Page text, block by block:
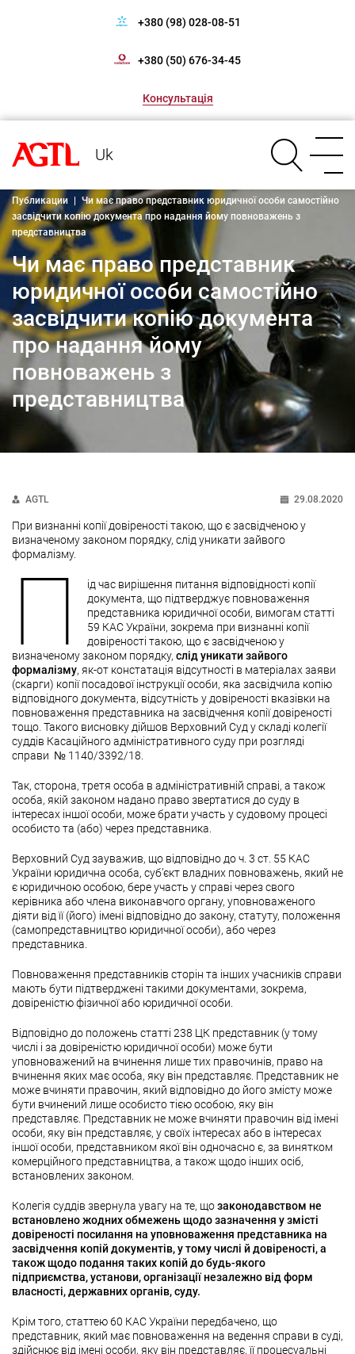
+380 (98) 028-08-51
+380 (50) 676-34-45
Консультація
Uk
Публикации
Чи має право представник юридичної особи самостійно
засвідчити копію документа про надання йому повноважень з
представництва
Чи має право представник
юридичної особи самостійно
засвідчити копію документа
про надання йому
повноважень з
представництва
AGTL 29.08.2020
При визнанні копії довіреності такою, що є засвідченою у
визначеному законом порядку, слід уникати зайвого
формалізму.
П
ід час вирішення питання відповідності копії
документа, що підтверджує повноваження
представника юридичної особи, вимогам статті
59 КАС України, зокрема при визнанні копії
довіреності такою, що є засвідченою у
визначеному законом порядку, слід уникати зайвого
формалізму, як-от констатація відсутності в матеріалах заяви
(скарги) копії посадової інструкції особи, яка засвідчила копію
відповідного документа, відсутність у довіреності вказівки на
повноваження представника на засвідчення копії довіреності
тощо. Такого висновку дійшов Верховний Суд у складі колегії
суддів Касаційного адміністративного суду при розгляді
справи № 1140/3392/18.
Так, сторона, третя особа в адміністративній справі, а також
особа, якій законом надано право звертатися до суду в
інтересах іншої особи, може брати участь у судовому процесі
особисто та (або) через представника.
Верховний Суд зауважив, що відповідно до ч. 3 ст. 55 КАС
України юридична особа, суб’єкт владних повноважень, який не
є юридичною особою, бере участь у справі через свого
керівника або члена виконавчого органу, уповноваженого
діяти від її (його) імені відповідно до закону, статуту, положення
(самопредставництво юридичної особи), або через
представника.
Повноваження представників сторін та інших учасників справи
мають бути підтверджені такими документами, зокрема,
довіреністю фізичної або юридичної особи.
Відповідно до положень статті 238 ЦК представник (у тому
числі і за довіреністю юридичної особи) може бути
уповноважений на вчинення лише тих правочинів, право на
вчинення яких має особа, яку він представляє. Представник не
може вчиняти правочин, який відповідно до його змісту може
бути вчинений лише особисто тією особою, яку він
представляє. Представник не може вчиняти правочин від імені
особи, яку він представляє, у своїх інтересах або в інтересах
іншої особи, представником якої він одночасно є, за винятком
комерційного представництва, а також щодо інших осіб,
встановлених законом.
Колегія суддів звернула увагу на те, щозаконодавством не
встановлено жодних обмежень щодо зазначення у змісті
довіреності посилання на уповноваження представника на
засвідчення копій документів, у тому числі й довіреності, а
також щодо подання таких копій до будь-якого
підприємства, установи, організації незалежно від форм
власності, державних органів, суду.
Крім того, статтею 60 КАС України передбачено, що
представник, який має повноваження на ведення справи в суді,
здійснює від імені особи, яку він представляє, її процесуальні